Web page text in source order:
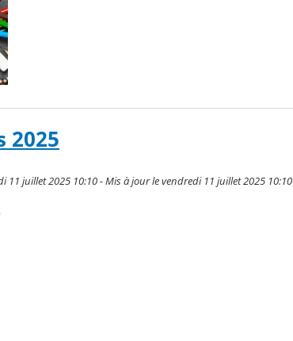
2025
11 juillet 2025 10:10 - Mis à jour le vendredi 11 juillet 2025 10:10